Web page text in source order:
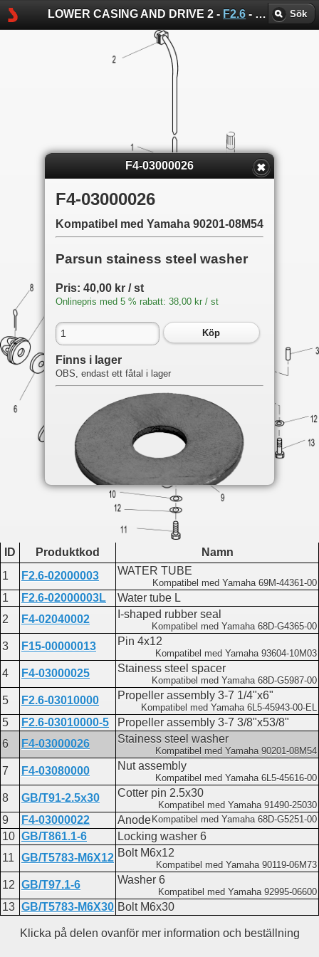
LOWER CASING AND DRIVE 2 - F2.6 - ParsunSök
ID Produktkod
Namn
1
F2.6-02000003 WATER TUBE
Kompatibel med Yamaha 69M-44361-00
1 F2.6-02000003L
Water tube L
2
F4-02040002 I-shaped rubber seal
Kompatibel med Yamaha 68D-G4365-00
3 F15-00000013 Pin 4x12
Kompatibel med Yamaha 93604-10M03
4 F4-03000025 Stainess steel spacer
Kompatibel med Yamaha 68D-G5987-00
5 F2.6-03010000 Propeller assembly 3-7 1/4"x6"
Kompatibel med Yamaha 6L5-45943-00-EL
5 F2.6-03010000-5
Propeller assembly 3-7 3/8"x53/8"
6
F4-03000026 Stainess steel washer
Kompatibel med Yamaha 90201-08M54
7 F4-03080000 Nut assembly
Kompatibel med Yamaha 6L5-45616-00
8 GB/T91-2.5x30 Cotter pin 2.5x30
Kompatibel med Yamaha 91490-25030
9 F4-03000022 Anode Kompatibel med Yamaha 68D-G5251-00
10 GB/T861.1-6
Locking washer 6
11
GB/T5783-M6X12 Bolt M6x12
Kompatibel med Yamaha 90119-06M73
12 GB/T97.1-6 Washer 6
Kompatibel med Yamaha 92995-06600
13 GB/T5783-M6X30 Bolt M6x30
Klicka på delen ovanför mer information och beställning
F4-03000026
F4-03000026
Kompatibel med Yamaha 90201-08M54
Parsun stainess steel washer
Pris: 40,00 kr / st
Onlinepris med 5 % rabatt: 38,00 kr / st
Köp
Finns i lager
OBS, endast ett fåtal i lager
Du hittar delen på följande sidor:
Lower casing and drive 2
F4
Lower casing and drive